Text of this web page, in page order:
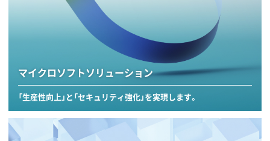
マイクロソフトソリューション
「生産性向上」と「セキュリティ強化」を実現します。